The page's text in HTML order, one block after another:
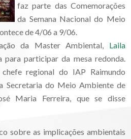
faz parte das Comemorações
da Semana Nacional do Meio
de 4/06 a 9/06.
da Master Ambiental, Laila
para participar da mesa redonda.
regional do IAP Raimundo
Secretaria do Meio Ambiente de
Maria Ferreira, que se disse
sobre as implicações ambientais